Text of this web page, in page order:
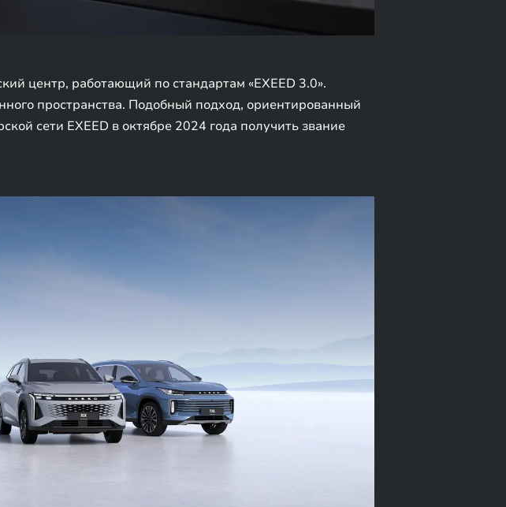
центр, работающий по стандартам «EXEED 3.0».
пространства. Подобный подход, ориентированный
сети EXEED в октябре 2024 года получить звание